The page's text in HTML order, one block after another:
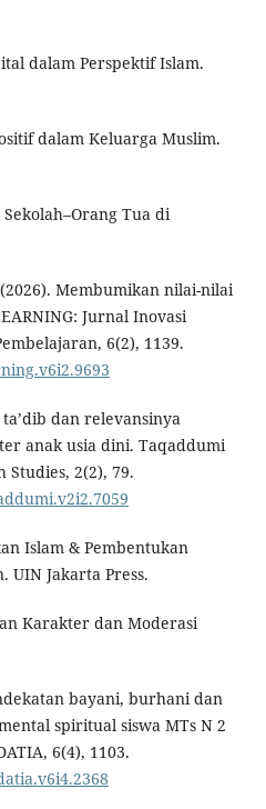
dalam Perspektif Islam.
dalam Keluarga Muslim.
Tua di
Membumikan nilai-nilai
Jurnal Inovasi
6(2), 1139.
dan relevansinya
anak usia dini. Taqaddumi
2(2), 79.
Islam & Pembentukan
UIN Jakarta Press.
Karakter dan Moderasi
bayani, burhani dan
spiritual siswa MTs N 2
6(4), 1103.